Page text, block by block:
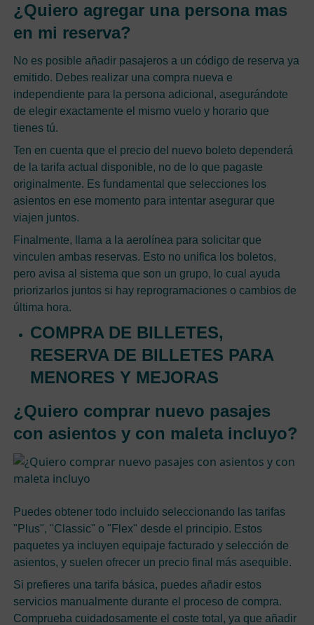
¿Quiero agregar una persona mas
en mi reserva?
No es posible añadir pasajeros a un código de reserva ya
emitido. Debes realizar una compra nueva e
independiente para la persona adicional, asegurándote
de elegir exactamente el mismo vuelo y horario que
tienes tú.
Ten en cuenta que el precio del nuevo boleto dependerá
de la tarifa actual disponible, no de lo que pagaste
originalmente. Es fundamental que selecciones los
asientos en ese momento para intentar asegurar que
viajen juntos.
Finalmente, llama a la aerolínea para solicitar que
vinculen ambas reservas. Esto no unifica los boletos,
pero avisa al sistema que son un grupo, lo cual ayuda
priorizarlos juntos si hay reprogramaciones o cambios de
última hora.
COMPRA DE BILLETES,
RESERVA DE BILLETES PARA
MENORES Y MEJORAS
¿Quiero comprar nuevo pasajes
con asientos y con maleta incluyo?
Puedes obtener todo incluido seleccionando las tarifas
"Plus", "Classic" o "Flex" desde el principio. Estos
paquetes ya incluyen equipaje facturado y selección de
asientos, y suelen ofrecer un precio final más asequible.
Si prefieres una tarifa básica, puedes añadir estos
servicios manualmente durante el proceso de compra.
Comprueba cuidadosamente el coste total, ya que añadir